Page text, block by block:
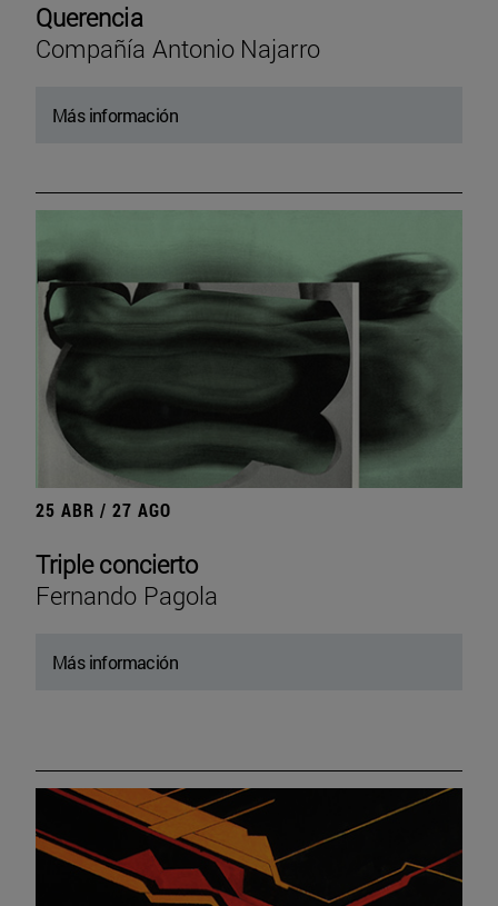
Querencia
Compañía Antonio Najarro
Más información
25 ABR / 27 AGO
Triple concierto
Fernando Pagola
Más información